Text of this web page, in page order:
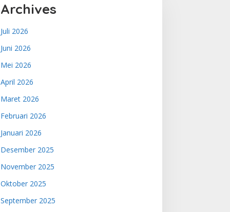
Archives
Juli 2026
Juni 2026
Mei 2026
April 2026
Maret 2026
Februari 2026
Januari 2026
Desember 2025
November 2025
Oktober 2025
September 2025